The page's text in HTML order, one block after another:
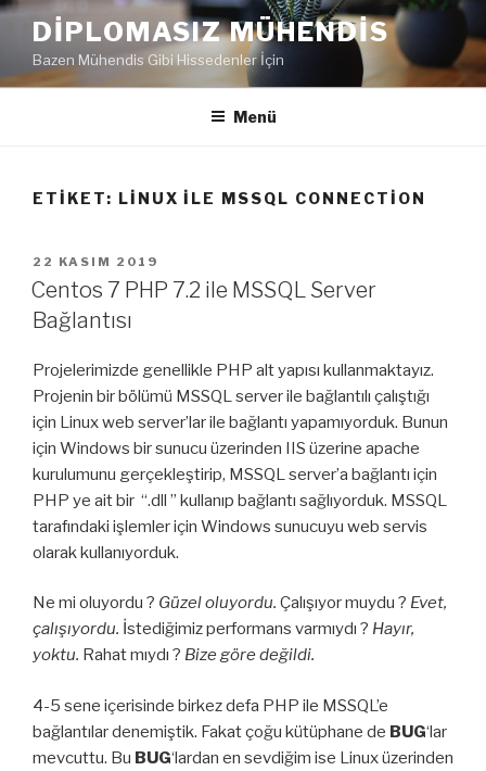
İçeriğe
DIPLOMASIZ MÜHENDIS
Bazen Mühendis Gibi Hissedenler İçin
Menü
ETIKET: LINUX ILE MSSQL CONNECTION
YAYIM
TARIHI
22 KASIM 2019
Centos 7 PHP 7.2 ile MSSQL Server
Bağlantısı
Projelerimizde genellikle PHP alt yapısı kullanmaktayız.
Projenin bir bölümü MSSQL server ile bağlantılı çalıştığı
için Linux web server’lar ile bağlantı yapamıyorduk. Bunun
için Windows bir sunucu üzerinden IIS üzerine apache
kurulumunu gerçekleştirip, MSSQL server’a bağlantı için
PHP ye ait bir “.dll ” kullanıp bağlantı sağlıyorduk. MSSQL
tarafındaki işlemler için Windows sunucuyu web servis
olarak kullanıyorduk.
Ne mi oluyordu ? Güzel oluyordu. Çalışıyor muydu ? Evet,
çalışıyordu. İstediğimiz performans varmıydı ? Hayır,
yoktu. Rahat mıydı ? Bize göre değildi.
4-5 sene içerisinde birkez defa PHP ile MSSQL’e
bağlantılar denemiştik. Fakat çoğu kütüphane de BUG‘lar
mevcuttu. Bu BUG‘lardan en sevdiğim ise Linux üzerinden